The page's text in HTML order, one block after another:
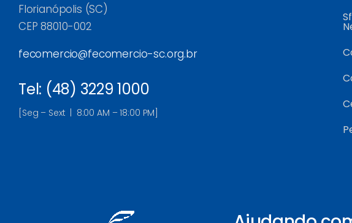
Florianópolis (SC)
CEP 88010-002
fecomercio@fecomercio-sc.org.br
Tel: (48) 3229 1000
[Seg – Sext | 8:00 AM – 18:00 PM]